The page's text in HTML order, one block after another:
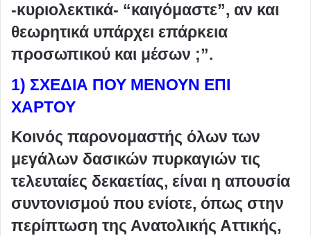
-κυριολεκτικά- “καιγόμαστε”, αν και
θεωρητικά υπάρχει επάρκεια
προσωπικού και μέσων ;”.
1) ΣΧΕΔΙΑ ΠΟΥ ΜΕΝΟΥΝ ΕΠΙ
ΧΑΡΤΟΥ
Κοινός παρονομαστής όλων των
μεγάλων δασικών πυρκαγιών τις
τελευταίες δεκαετίας, είναι η απουσία
συντονισμού που ενίοτε, όπως στην
περίπτωση της Ανατολικής Αττικής,